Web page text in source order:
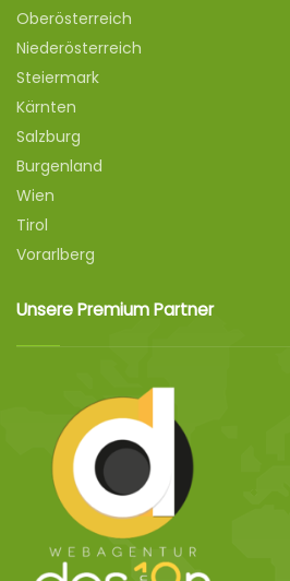
Oberösterreich
Niederösterreich
Steiermark
Kärnten
Salzburg
Burgenland
Wien
Tirol
Vorarlberg
Unsere Premium Partner